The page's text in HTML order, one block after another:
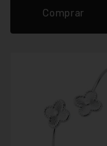
Comprar